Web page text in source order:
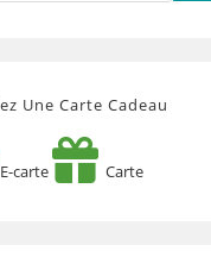
Une Carte Cadeau
E-carte Carte